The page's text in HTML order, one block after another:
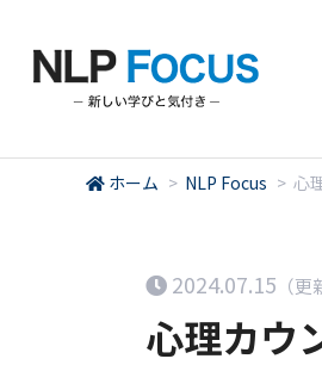
ホーム > NLP Focus > 心
2024.07.15 （
心理カウ